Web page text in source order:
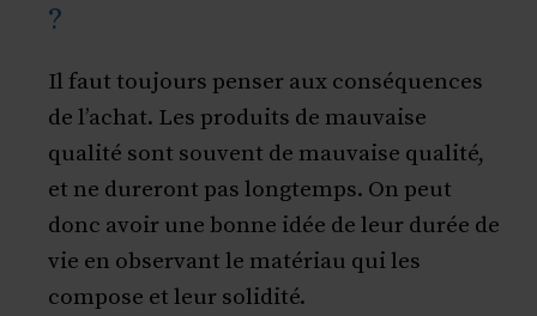
?
Il faut toujours penser aux conséquences
de l’achat. Les produits de mauvaise
qualité sont souvent de mauvaise qualité,
et ne dureront pas longtemps. On peut
donc avoir une bonne idée de leur durée de
vie en observant le matériau qui les
compose et leur solidité.